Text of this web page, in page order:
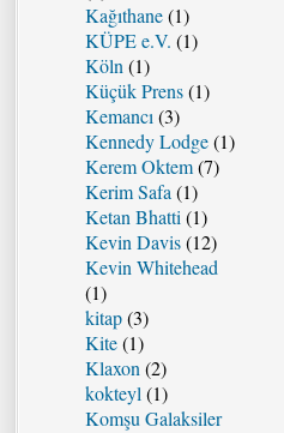
Kağıthane(1)
KÜPE e.V. (1)
Köln (1)
Küçük Prens(1)
Kemancı (3)
Kennedy Lodge(1)
Kerem Oktem(7)
Kerim Safa (1)
Ketan Bhatti (1)
Kevin Davis(12)
Kevin Whitehead
(1)
kitap(3)
Kite(1)
Klaxon (2)
kokteyl (1)
Komşu Galaksiler